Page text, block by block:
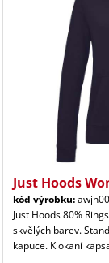
Just Hoods
kód výrobku:
Just Hoods 80%
skvělých barev.
kapuce. Klokaní